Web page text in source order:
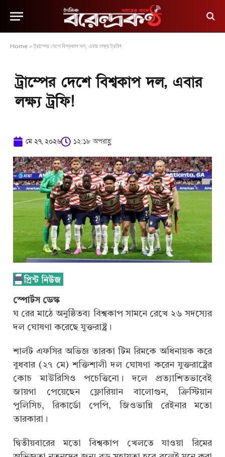
Home »ট্রাম্পের দেশে বিশ্বকাপ দল, এবার লক্ষ্য ট্রফি!
ট্রাম্পের দেশে বিশ্বকাপ দল, এবার
লক্ষ্য ট্রফি!
মে ২৭, ২০২৬ ১২:১৮ অপরাহ্ণ
স্পোর্টস ডেস্ক
ঘ রের মাঠে অনুষ্ঠিতব্য বিশ্বকাপ সামনে রেখে ২৬ সদস্যের
দল ঘোষণা করেছে যুক্তরাষ্ট্র।
শার্লট এফসির অভিজ্ঞ তারকা টিম রিমকে অধিনায়ক করে
বুধবার (২৭ মে) শক্তিশালী দল ঘোষণা করেন যুক্তরাষ্ট্রের
কোচ মাউরিসিও পচেত্তিনো। দলে প্রত্যাশিতভাবেই
জায়গা পেয়েছেন ফ্লোরিয়ান বালোগুন, ক্রিস্টিয়ান
পুলিসিচ, রিকার্ডো পেপি, জিওভান্নি রেইনার মতো
তারকারা।
দ্বিতীয়বারের মতো বিশ্বকাপ খেলতে যাওয়া রিমের